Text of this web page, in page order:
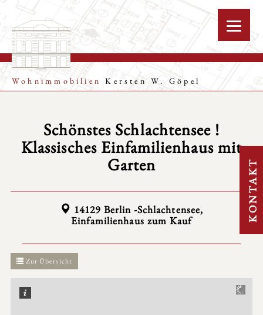
WohnimmobilienKersten W. Göpel
KONTAKT
Schönstes Schlachtensee !
Klassisches Einfamilienhaus mit
Garten
14129 Berlin -Schlachtensee,
Einfamilienhaus zum Kauf
Zur Übersicht